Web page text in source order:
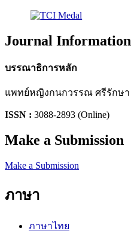
Journal Information
บรรณาธิการหลัก
แพทย์หญิงกนกวรรณ ศรีรักษา
ISSN : 3088-2893 (Online)
Make a Submission
Make a Submission
ภาษา
ภาษาไทย